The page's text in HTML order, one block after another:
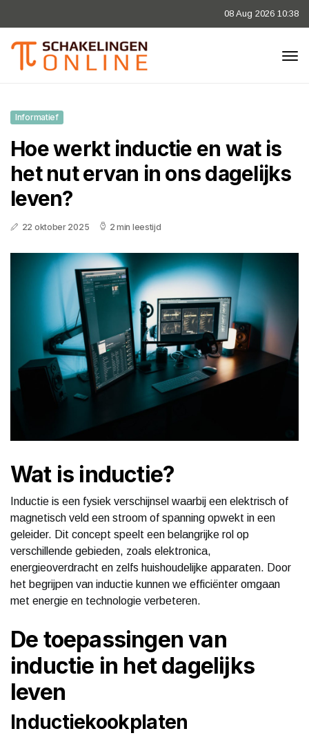
08 Aug 2026 10:38
Informatief
Hoe werkt inductie en wat is
het nut ervan in ons dagelijks
leven?
22 oktober 2025 2 min leestijd
Wat is inductie?
Inductie is een fysiek verschijnsel waarbij een elektrisch of
magnetisch veld een stroom of spanning opwekt in een
geleider. Dit concept speelt een belangrijke rol op
verschillende gebieden, zoals elektronica,
energieoverdracht en zelfs huishoudelijke apparaten. Door
het begrijpen van inductie kunnen we efficiënter omgaan
met energie en technologie verbeteren.
De toepassingen van
inductie in het dagelijks
leven
Inductiekookplaten